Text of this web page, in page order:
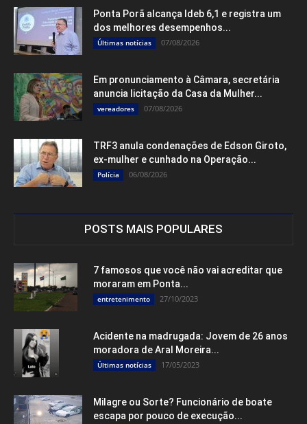
Ponta Porã alcança Ideb 6,1 e registra um
dos melhores desempenhos...
Últimas notícias 07/08/2026
Em pronunciamento à Câmara, secretária
anuncia licitação da Casa da Mulher...
vereadores 07/08/2026
TRF3 anula condenações de Edson Giroto,
ex-mulher e cunhado na Operação...
Polícia 06/08/2026
POSTS MAIS POPULARES
7 famosos que você não vai acreditar que
moraram em Ponta...
entretenimento 27/10/2023
Acidente na madrugada: Jovem de 26 anos
moradora de Aral Moreira...
Últimas notícias 17/05/2023
Milagre ou Sorte? Funcionário de boate
escapa por pouco de execução...